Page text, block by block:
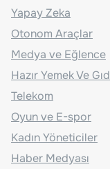
Yapay Zeka
Otonom Araçlar
Medya ve Eğlence
Hazır Yemek Ve
Telekom
Oyun ve E-spor
Kadın Yöneticiler
Haber Medyası